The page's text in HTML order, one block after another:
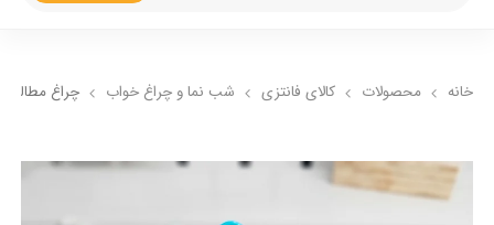
خانه محصولات کالای فانتزی شب نما و چراغ خواب چراغ